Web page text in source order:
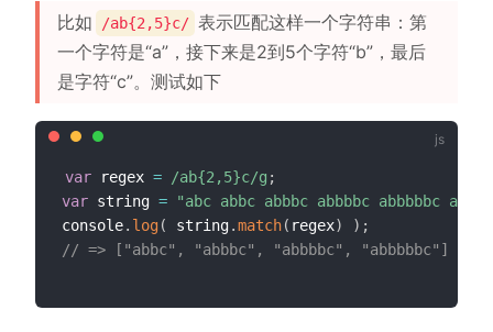
比如 /ab{2,5}c/ 表示匹配这样一个字符串：第
一个字符是“a”，接下来是2到5个字符“b”，最后
是字符“c”。测试如下
var regex = /ab{2,5}c/g ;
var string =
"abc abbc abbbc abbbbc abbbbbc
console. log( string.match( regex) ) ;
// => ["abbc", "abbbc", "abbbbc", "abbbbbc"]